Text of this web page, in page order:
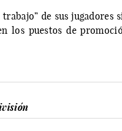
de sus jugadores
los puestos de